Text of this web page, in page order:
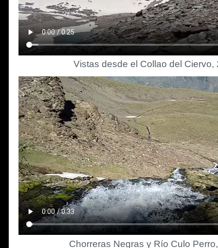
Vistas desde el Collao del Ciervo,
Chorreras Negras y Río Culo